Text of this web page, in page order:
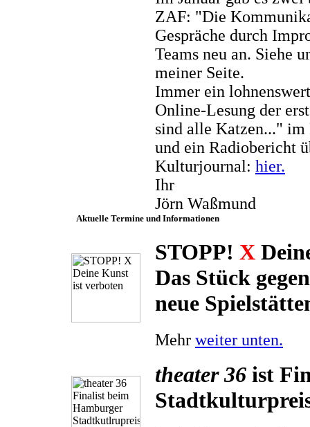
ZAF: "Die
Gespräche durch
Teams neu an. Siehe
meiner Seite.
Immer ein
Online-Lesung der
sind alle Katzen..."
und ein Radiobericht
Kulturjournal: hier.
Ihr
Jörn Waßmund
Aktuelle Termine und Informationen
STOPP! X
Das Stück
neue
Mehr weiter unten.
theater 36 ist